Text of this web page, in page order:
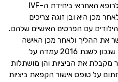
צריכה להגיש בקשה מסודרת לרופא האחראי ביחידת ה-IVF
מכן היא ובן זוגה צריכים
עם הפרטים האישיים שלהם.
את ההליך ולאחר מכן האישה
הנתרמת תצטרך לשלם אגרה, שנכון לשנת 2016 עמדה על
מקבלת את הביציות והן מושתלות
על טופס אישור הקפאת ביציות